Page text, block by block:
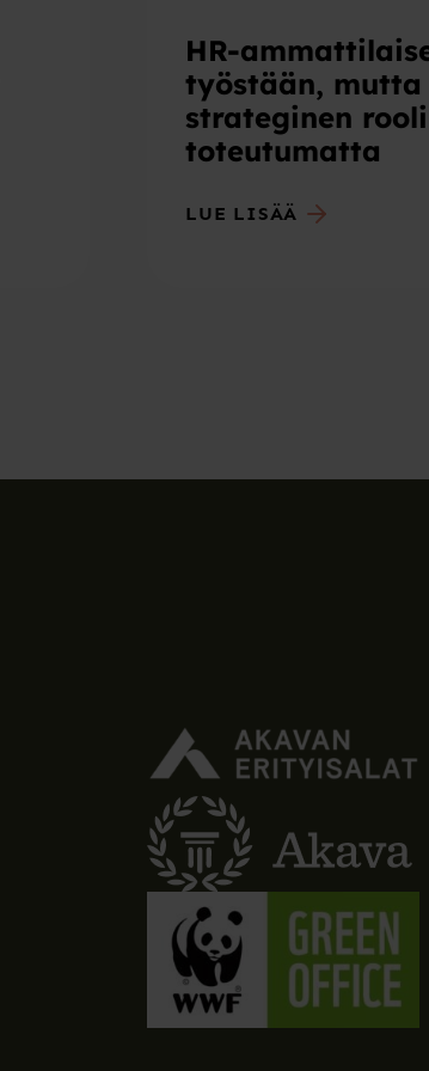
HR-
työstään, mutta
strateginen
toteutumatta
LUE LISÄÄ